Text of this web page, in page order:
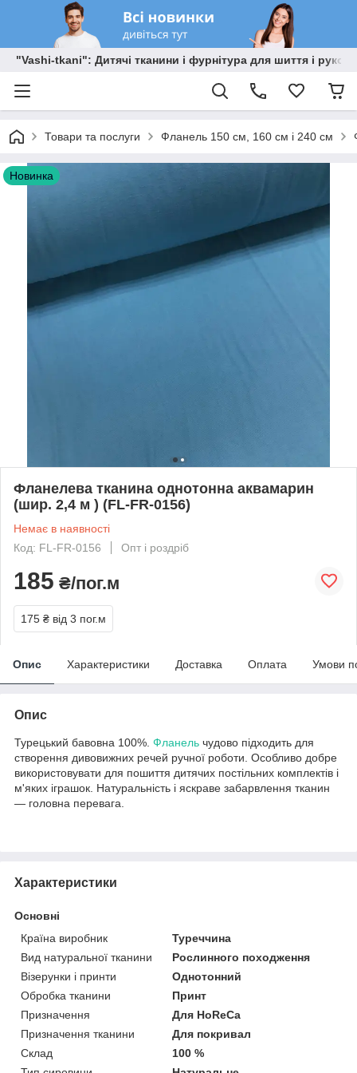
"Vashi-tkani": Дитячі тканини і фурнітура для шиття і
Товари та послуги Фланель 150 см, 160 см і 240 см
Новинка
Фланелева тканина однотонна аквамарин
(шир. 2,4 м ) (FL-FR-0156)
Немає в наявності
Код: FL-FR-0156
Опт і роздріб
185 ₴/пог.м
175 ₴ від 3 пог.м
Опис Характеристики Доставка Оплата Умови
Опис
Турецький бавовна 100%. Фланель чудово підходить для
створення дивовижних речей ручної роботи. Особливо добре
використовувати для пошиття дитячих постільних комплектів і
м'яких іграшок. Натуральність і яскраве забарвлення тканин
— головна перевага.
Характеристики
Основні
Країна виробник
Туреччина
Вид натуральної тканини
Рослинного походження
Візерунки і принти
Однотонний
Обробка тканини
Принт
Призначення
Для HoReCa
Призначення тканини
Для покривал
Склад
100 %